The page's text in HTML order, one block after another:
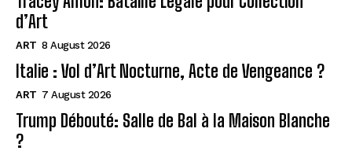
d’Art
ART 8 August 2026
Italie : Vol d’Art Nocturne, Acte de Vengeance ?
ART 7 August 2026
Trump Débouté: Salle de Bal à la Maison Blanche
?